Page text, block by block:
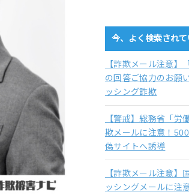
今、よく検索され
【詐欺メール注意】
の回答ご協力のお願
ッシング詐欺
【警戒】総務省「労
欺メールに注意！
偽サイトへ誘導
【詐欺メール注意】
ッシングメールに注